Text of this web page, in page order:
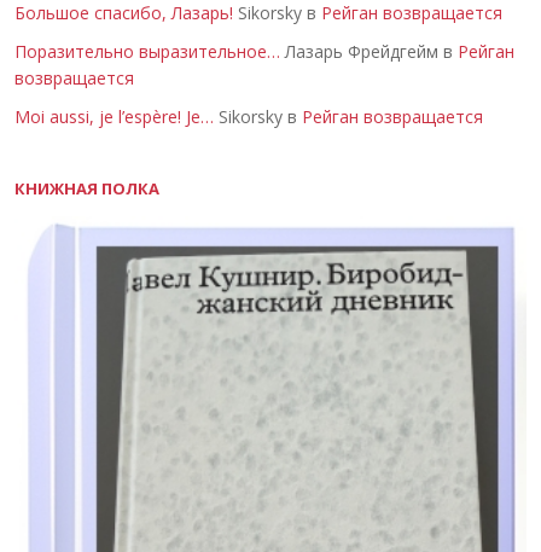
Большое спасибо, Лазарь! Sikorsky в Рейган возвращается
Поразительно выразительное… Лазарь Фрейдгейм в Рейган
возвращается
Moi aussi, je l’espère! Je… Sikorsky в Рейган возвращается
КНИЖНАЯ ПОЛКА